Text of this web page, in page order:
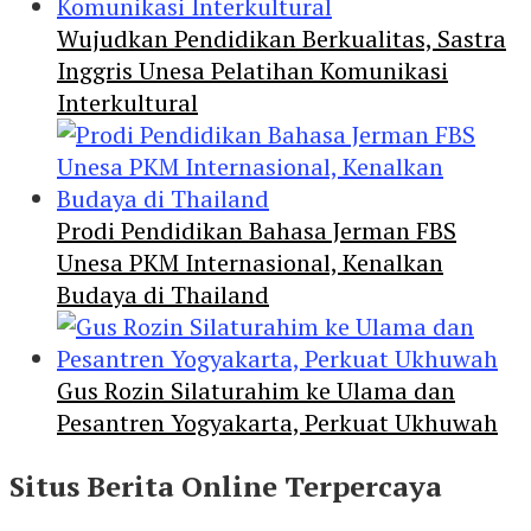
Wujudkan Pendidikan Berkualitas, Sastra
Inggris Unesa Pelatihan Komunikasi
Interkultural
Prodi Pendidikan Bahasa Jerman FBS
Unesa PKM Internasional, Kenalkan
Budaya di Thailand
Gus Rozin Silaturahim ke Ulama dan
Pesantren Yogyakarta, Perkuat Ukhuwah
Situs Berita Online Terpercaya